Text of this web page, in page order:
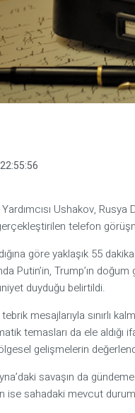
Ushakov, Rusya
telefon
göre yaklaşık 55
Putin’in, Trump’ın
duyduğu belirtildi.
mesajlarıyla sınırlı
temasları da ele aldığı
gelişmelerin
savaşın da
ise sahadaki mevcut